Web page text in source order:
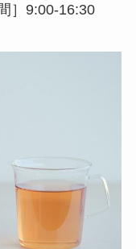
］9:00-16:30